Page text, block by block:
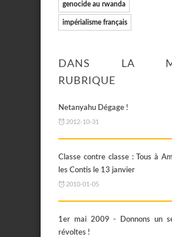
genocide au rwanda
impérialisme français
DANS LA
RUBRIQUE
Netanyahu Dégage !
2012-10-31
Classe contre classe : Tous à
les Contis le 13 janvier
2010-01-05
1er mai 2009 - Donnons un
révoltes !